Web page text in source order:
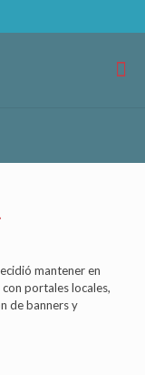
mantener en
portales locales,
de banners y